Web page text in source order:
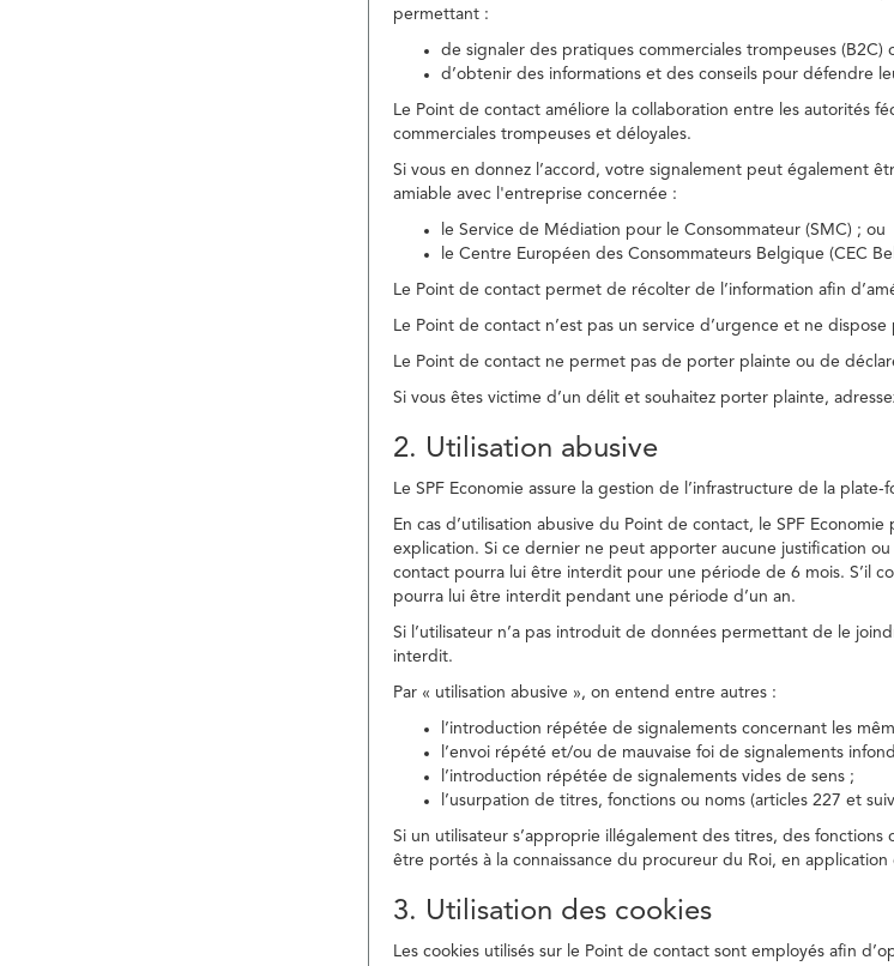
permettant :
de signaler des pratiques commerciales trompeuses (B2C)
d’obtenir des informations et des conseils pour défendre
Le Point de contact améliore la collaboration entre les autorités
commerciales trompeuses et déloyales.
Si vous en donnez l’accord, votre signalement peut également
amiable avec l'entreprise concernée :
le Service de Médiation pour le Consommateur (SMC) ; ou
le Centre Européen des Consommateurs Belgique (CEC
Le Point de contact permet de récolter de l’information afin
Le Point de contact n’est pas un service d’urgence et ne
Le Point de contact ne permet pas de porter plainte ou de
Si vous êtes victime d’un délit et souhaitez porter plainte,
2. Utilisation abusive
Le SPF Economie assure la gestion de l’infrastructure de la
En cas d’utilisation abusive du Point de contact, le SPF
explication. Si ce dernier ne peut apporter aucune justification
contact pourra lui être interdit pour une période de 6 mois. S’il
pourra lui être interdit pendant une période d’un an.
Si l’utilisateur n’a pas introduit de données permettant de le
interdit.
Par « utilisation abusive », on entend entre autres :
l’introduction répétée de signalements concernant les
l’envoi répété et/ou de mauvaise foi de signalements
l’introduction répétée de signalements vides de sens ;
l’usurpation de titres, fonctions ou noms (articles 227 et
Si un utilisateur s’approprie illégalement des titres, des
être portés à la connaissance du procureur du Roi, en
3. Utilisation des cookies
Les cookies utilisés sur le Point de contact sont employés afin